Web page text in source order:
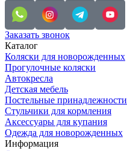
Заказать звонок
Каталог
Коляски для новорожденных
Прогулочные коляски
Автокресла
Детская мебель
Постельные принадлежности
Стульчики для кормления
Аксессуары для купания
Одежда для новорожденных
Информация